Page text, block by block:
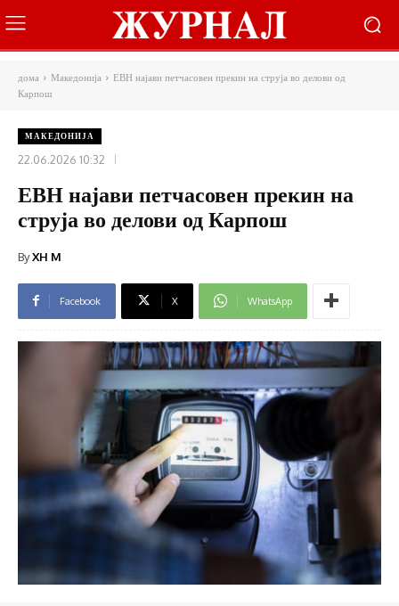
дома Македонија
ЕВН најави петчасовен прекин на струја во делови од
Карпош
МАКЕДОНИЈА
22.06.2026 10:32
ЕВН најави петчасовен прекин на
струја во делови од Карпош
ByXH M
Facebook X WhatsApp